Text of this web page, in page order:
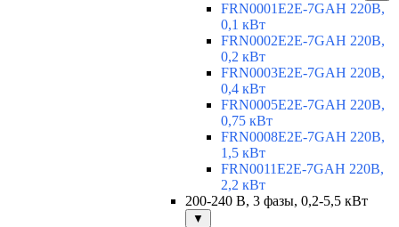
FRN0001E2E-7GAH 220В,
0,1 кВт
FRN0002E2E-7GAH 220В,
0,2 кВт
FRN0003E2E-7GAH 220В,
0,4 кВт
FRN0005E2E-7GAH 220В,
0,75 кВт
FRN0008E2E-7GAH 220В,
1,5 кВт
FRN0011E2E-7GAH 220В,
2,2 кВт
200-240 В, 3 фазы, 0,2-5,5 кВт
▼